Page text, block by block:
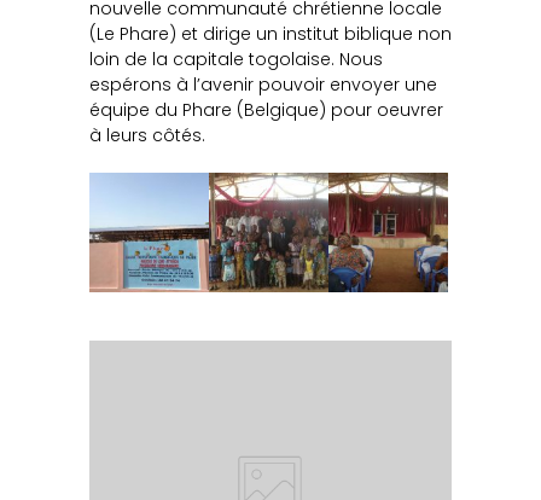
nouvelle communauté chrétienne locale
(Le Phare) et dirige un institut biblique non
loin de la capitale togolaise. Nous
espérons à l’avenir pouvoir envoyer une
équipe du Phare (Belgique) pour oeuvrer
à leurs côtés.